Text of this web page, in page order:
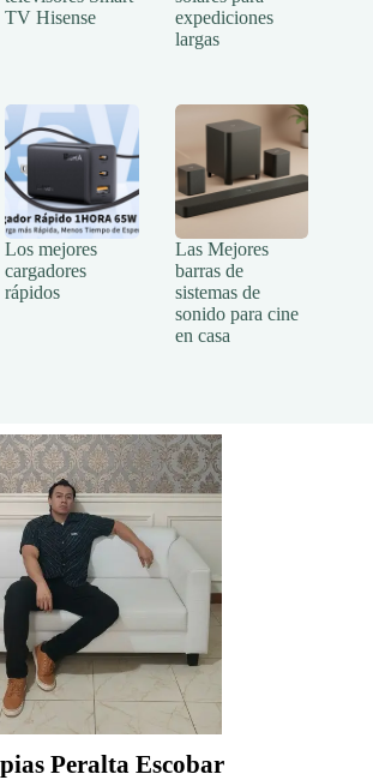
TV Hisense
expediciones
largas
Los mejores
cargadores
rápidos
Las Mejores
barras de
sistemas de
sonido para cine
en casa
Peralta Escobar